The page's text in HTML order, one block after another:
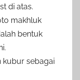
di atas.
makhluk
bentuk
kubur sebagai